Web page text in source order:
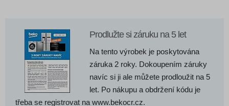
Prodlužte si záruku na 5 let
Na tento výrobek je poskytována
záruka 2 roky. Dokoupením záruky
navíc si ji ale můžete prodloužit na 5
let. Po nákupu a obdržení kódu je
třeba se registrovat na www.bekocr.cz.